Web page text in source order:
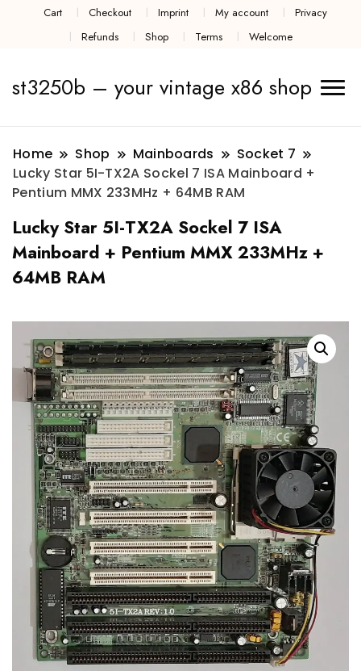
Cart Checkout Imprint My account
Privacy
Refunds
Shop Terms Welcome
st3250b – your vintage x86 shop
Home Shop Mainboards
Socket 7
Lucky Star 5I-TX2A Sockel 7 ISA Mainboard +
Pentium MMX 233MHz + 64MB RAM
Lucky Star 5I-TX2A Sockel 7 ISA
Mainboard + Pentium MMX 233MHz +
64MB RAM